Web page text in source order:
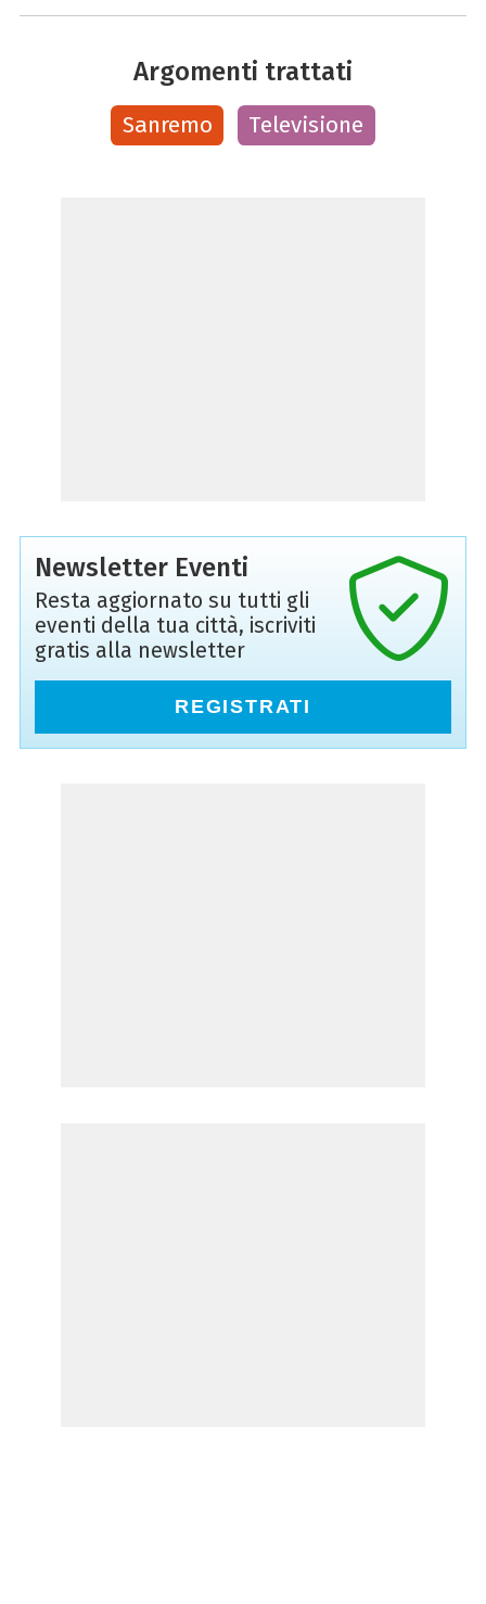
Argomenti trattati
Sanremo Televisione
Newsletter Eventi
Resta aggiornato su tutti gli
eventi della tua città, iscriviti
gratis alla newsletter
REGISTRATI